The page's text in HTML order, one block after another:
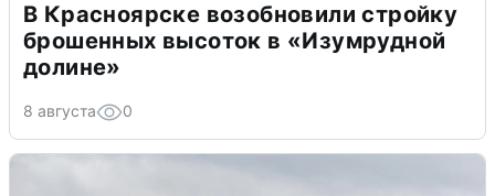
В Красноярске возобновили стройку
брошенных высоток в «Изумрудной
долине»
8 августа 0